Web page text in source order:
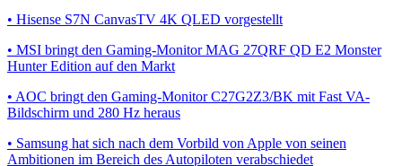
• Hisense S7N CanvasTV 4K QLED vorgestellt
• MSI bringt den Gaming-Monitor MAG 27QRF QD E2 Monster
Hunter Edition auf den Markt
• AOC bringt den Gaming-Monitor C27G2Z3/BK mit Fast VA-
Bildschirm und 280 Hz heraus
• Samsung hat sich nach dem Vorbild von Apple von seinen
Ambitionen im Bereich des Autopiloten verabschiedet